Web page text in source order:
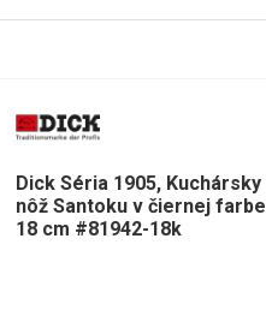
Dick Séria 1905, Kuchársky
nôž Santoku v čiernej farbe
18 cm #81942-18k